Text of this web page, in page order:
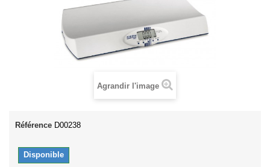
Agrandir l'image
Référence D00238
Disponible